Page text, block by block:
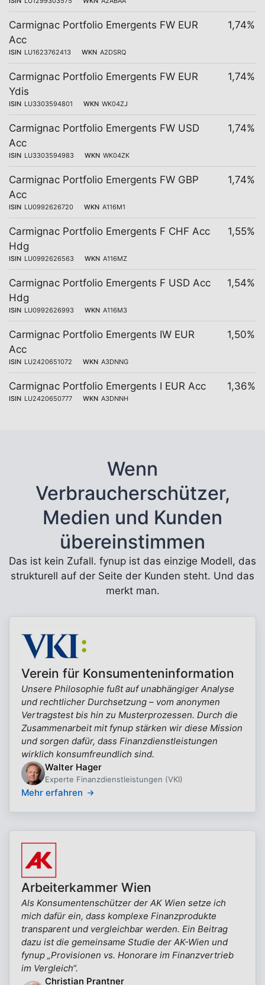
Carmignac Portfolio Emergents FW EUR
Acc
ISIN LU1623762413 WKN A2DSRQ
1,74%
Carmignac Portfolio Emergents FW EUR
Ydis
ISIN LU3303594801 WKN WK04ZJ
1,74%
Carmignac Portfolio Emergents FW USD
Acc
ISIN LU3303594983 WKN WK04ZK
1,74%
Carmignac Portfolio Emergents FW GBP
Acc
ISIN LU0992626720 WKN A116M1
1,74%
Carmignac Portfolio Emergents F CHF Acc
Hdg
ISIN LU0992626563 WKN A116MZ
1,55%
Carmignac Portfolio Emergents F USD Acc
Hdg
ISIN LU0992626993 WKN A116M3
1,54%
Carmignac Portfolio Emergents IW EUR
Acc
ISIN LU2420651072 WKN A3DNNG
1,50%
Carmignac Portfolio Emergents I EUR Acc
ISIN LU2420650777 WKN A3DNNH
1,36%
Wenn
Verbraucherschützer,
Medien und Kunden
übereinstimmen
Das ist kein Zufall. fynup ist das einzige Modell, das
strukturell auf der Seite der Kunden steht. Und das
merkt man.
Verein für Konsumenteninformation
Unsere Philosophie fußt auf unabhängiger Analyse
und rechtlicher Durchsetzung – vom anonymen
Vertragstest bis hin zu Musterprozessen. Durch die
Zusammenarbeit mit fynup stärken wir diese Mission
und sorgen dafür, dass Finanzdienstleistungen
wirklich konsumfreundlich sind.
Walter Hager
Experte Finanzdienstleistungen (VKI)
Mehr erfahren
Arbeiterkammer Wien
Als Konsumentenschützer der AK Wien setze ich
mich dafür ein, dass komplexe Finanzprodukte
transparent und vergleichbar werden. Ein Beitrag
dazu ist die gemeinsame Studie der AK-Wien und
fynup „Provisionen vs. Honorare im Finanzvertrieb
im Vergleich“.
Christian Prantner